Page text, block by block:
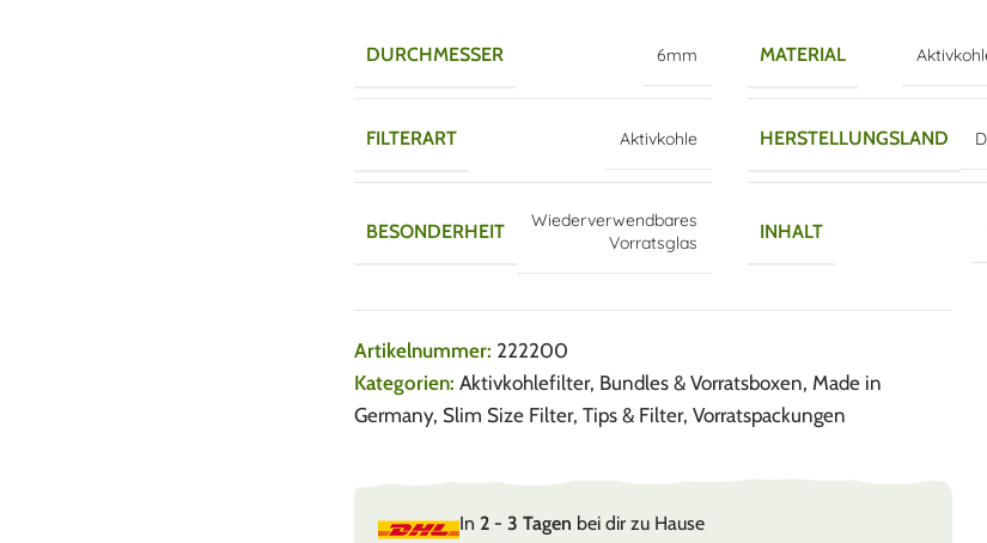
DURCHMESSER 6mm MATERIAL
FILTERART Aktivkohle HERSTELLUNGSLAND
BESONDERHEIT
Wiederverwendbares
Vorratsglas
INHALT
Artikelnummer: 222200
Kategorien: Aktivkohlefilter, Bundles & Vorratsboxen, Made in
Germany, Slim Size Filter, Tips & Filter, Vorratspackungen
In 2 - 3 Tagen bei dir zu Hause